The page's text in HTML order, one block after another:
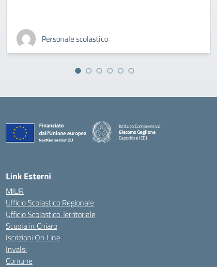
Personale scolastico
Istituto Comprensivo
Giacomo Gaglione
Capodrise (CE)
— Visita la pagina iniziale della scuola
Link Esterni
MIUR
Ufficio Scolastico Regionale
Ufficio Scolastico Territoriale
Scuola in Chiaro
Iscrizioni On Line
Invalsi
Comune